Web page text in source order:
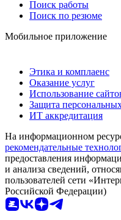
Поиск работы
Поиск по резюме
Мобильное приложение
Этика и комплаенс
Оказание услуг
Использование
Защита
ИТ аккредитация
На информационном
рекомендательные
предоставления
и анализа сведений,
пользователей сети
Российской Федерации)